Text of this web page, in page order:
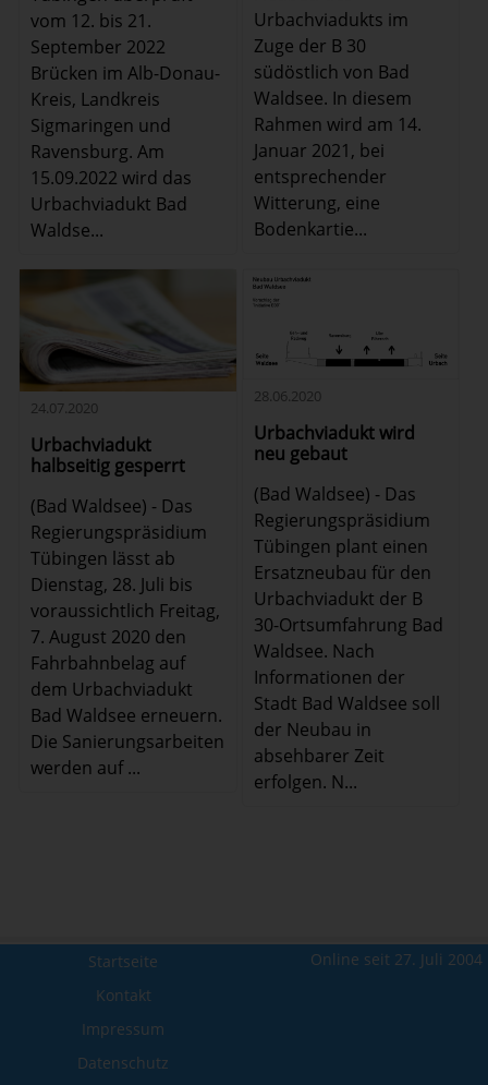
vom 12. bis 21.
September 2022
Brücken im Alb-Donau-
Kreis, Landkreis
Sigmaringen und
Ravensburg. Am
15.09.2022 wird das
Urbachviadukt Bad
Waldse...
Urbachviadukts im
Zuge der B 30
südöstlich von Bad
Waldsee. In diesem
Rahmen wird am 14.
Januar 2021, bei
entsprechender
Witterung, eine
Bodenkartie...
24.07.2020
Urbachviadukt
halbseitig gesperrt
(Bad Waldsee) - Das
Regierungspräsidium
Tübingen lässt ab
Dienstag, 28. Juli bis
voraussichtlich Freitag,
7. August 2020 den
Fahrbahnbelag auf
dem Urbachviadukt
Bad Waldsee erneuern.
Die Sanierungsarbeiten
werden auf ...
28.06.2020
Urbachviadukt wird
neu gebaut
(Bad Waldsee) - Das
Regierungspräsidium
Tübingen plant einen
Ersatzneubau für den
Urbachviadukt der B
30-Ortsumfahrung Bad
Waldsee. Nach
Informationen der
Stadt Bad Waldsee soll
der Neubau in
absehbarer Zeit
erfolgen. N...
Online seit 27. Juli 2004
Startseite
Kontakt
Impressum
Datenschutz